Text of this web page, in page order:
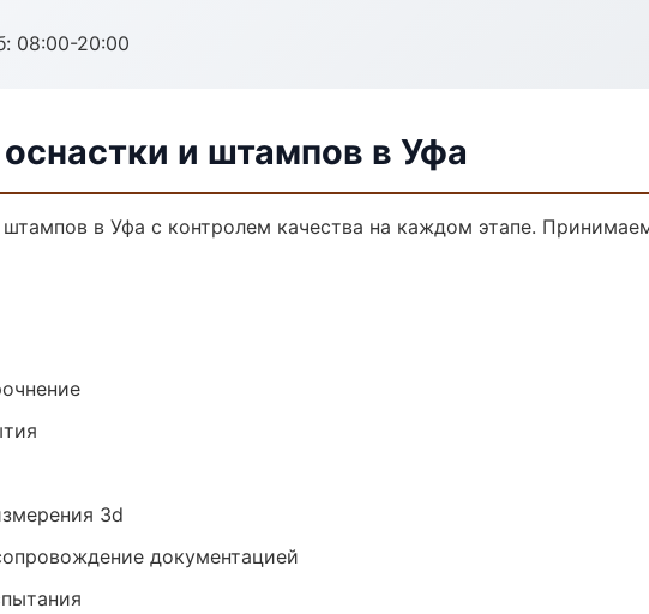
08:00-20:00
и штампов в Уфа
штампов в Уфа с контролем качества на каждом этапе.
3d
документацией